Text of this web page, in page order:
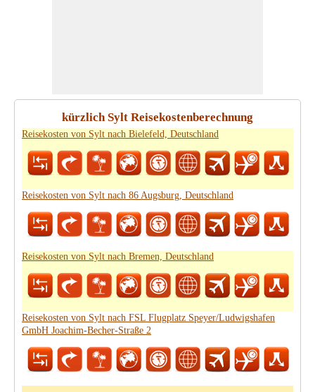
kürzlich Sylt Reisekostenberechnung
Reisekosten von Sylt nach Bielefeld, Deutschland
Reisekosten von Sylt nach 86 Augsburg, Deutschland
Reisekosten von Sylt nach Bremen, Deutschland
Reisekosten von Sylt nach FSL Flugplatz Speyer/Ludwigshafen
GmbH Joachim-Becher-Straße 2